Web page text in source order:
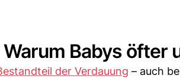
Babys öfter
der Verdauung – auch